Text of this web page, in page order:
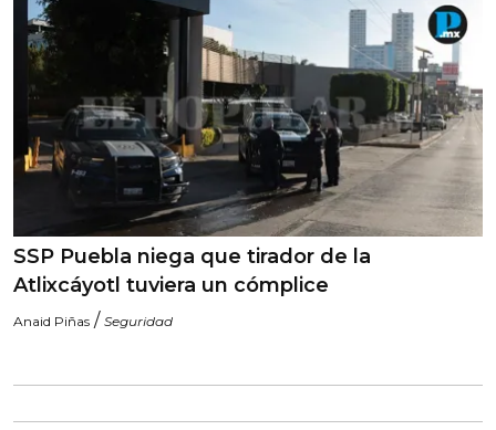
SSP Puebla niega que tirador de la
Atlixcáyotl tuviera un cómplice
Anaid Piñas / Seguridad